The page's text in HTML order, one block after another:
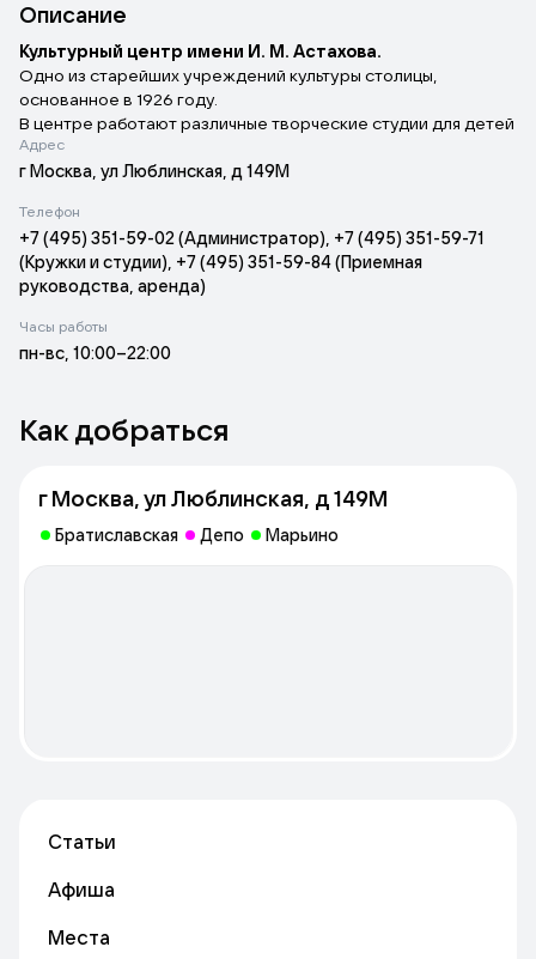
Описание
Культурный центр имени И. М. Астахова.
Одно из старейших учреждений культуры столицы,
основанное в 1926 году.
В центре работают различные творческие студии для детей
и взрослых, проводятся концерты, спектакли и фестивали.
Инфраструктура центра:
малый зал на 188 мест;
залы хореографии;
зал циркового искусства.
Учреждение реализует программы творческого развития,
активности для жителей района и города.
Центр активно участвует в проекте
проводятся:
праздничные мероприятия
Адрес
г Москва, ул Люблинская, д 149М
Телефон
+7 (495) 351-59-02 (Администратор), +7 (495) 351-59-71
(Кружки и студии), +7 (495) 351-59-84 (Приемная
руководства, аренда)
Часы работы
пн-вс, 10:00–22:00
Как добраться
г Москва, ул Люблинская, д 149М
Братиславская Депо Марьино
Статьи
Афиша
Места